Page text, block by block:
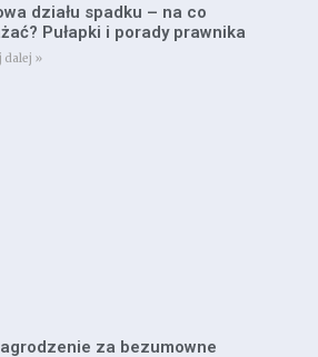
działu spadku – na co
Pułapki i porady prawnika
dalej »
za bezumowne